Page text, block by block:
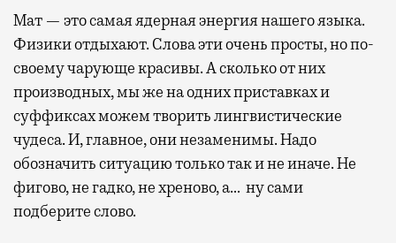
Мат — это самая ядерная энергия нашего языка.
Физики отдыхают. Слова эти очень просты, но по-
своему чарующе красивы. А сколько от них
производных, мы же на одних приставках и
суффиксах можем творить лингвистические
чудеса. И, главное, они незаменимы. Надо
обозначить ситуацию только так и не иначе. Не
фигово, не гадко, не хреново, а… ну сами
подберите слово.